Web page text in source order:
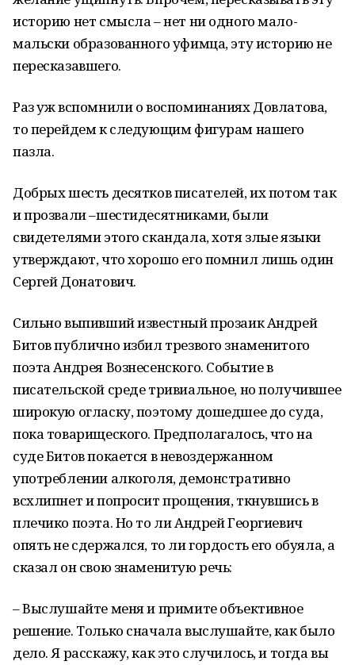
историю нет смысла – нет ни одного мало-
мальски образованного уфимца, эту историю не
пересказавшего.
Раз уж вспомнили о воспоминаниях Довлатова,
то перейдем к следующим фигурам нашего
пазла.
Добрых шесть десятков писателей, их потом так
и прозвали –шестидесятниками, были
свидетелями этого скандала, хотя злые языки
утверждают, что хорошо его помнил лишь один
Сергей Донатович.
Сильно выпивший известный прозаик Андрей
Битов публично избил трезвого знаменитого
поэта Андрея Вознесенского. Событие в
писательской среде тривиальное, но получившее
широкую огласку, поэтому дошедшее до суда,
пока товарищеского. Предполагалось, что на
суде Битов покается в невоздержанном
употреблении алкоголя, демонстративно
всхлипнет и попросит прощения, ткнувшись в
плечико поэта. Но то ли Андрей Георгиевич
опять не сдержался, то ли гордость его обуяла, а
сказал он свою знаменитую речь:
– Выслушайте меня и примите объективное
решение. Только сначала выслушайте, как было
дело. Я расскажу, как это случилось, и тогда вы